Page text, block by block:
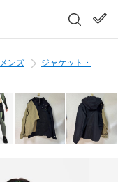
メンズ
ジャケット・